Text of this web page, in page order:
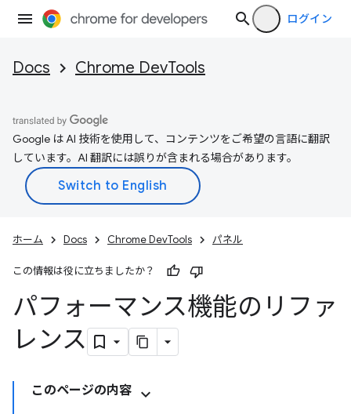
ログイン
Docs Chrome DevTools
Google は AI 技術を使用して、コンテンツをご希望の言語に翻訳
しています。AI 翻訳には誤りが含まれる場合があります。
ホーム Docs Chrome DevTools パネル
この情報は役に立ちましたか？
パフォーマンス機能のリファ
レンス
このページの内容